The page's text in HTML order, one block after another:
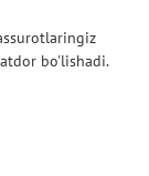
bo'lishadi.